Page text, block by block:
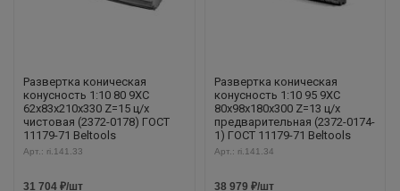
Развертка коническая
конусность 1:10 80 9ХС
62х83х210х330 Z=15 ц/х
чистовая (2372-0178) ГОСТ
11179-71 Beltools
Арт.: ri.141.33
31 704 ₽/шт
Развертка коническая
конусность 1:10 95 9ХС
80х98х180х300 Z=13 ц/х
предварительная (2372-0174-
1) ГОСТ 11179-71 Beltools
Арт.: ri.141.34
38 979 ₽/шт